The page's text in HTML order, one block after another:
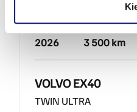
2026 3 500 km
VOLVO EX40
TWIN ULTRA